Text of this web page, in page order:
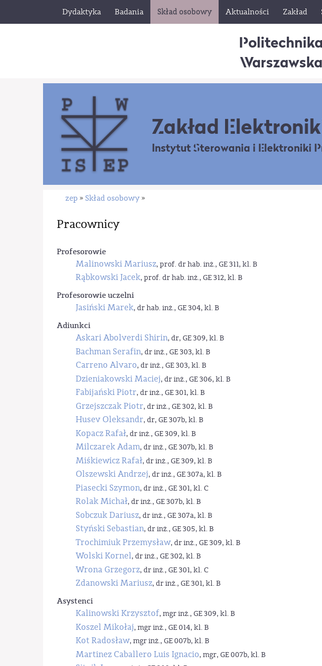
Dydaktyka Badania Skład osobowy Aktualności Zakład
Politechnika
Warszawska
Zakład
Instytut Sterowania i Elektroniki
zep » Skład osobowy »
Pracownicy
Profesorowie
Malinowski Mariusz, prof. dr hab. inż., GE 311, kl. B
Rąbkowski Jacek, prof. dr hab. inż., GE 312, kl. B
Profesorowie uczelni
Jasiński Marek, dr hab. inż., GE 304, kl. B
Adiunkci
Askari Abolverdi Shirin, dr, GE 309, kl. B
Bachman Serafin, dr inż., GE 303, kl. B
Carreno Alvaro, dr inż., GE 303, kl. B
Dzieniakowski Maciej, dr inż., GE 306, kl. B
Fabijański Piotr, dr inż., GE 301, kl. B
Grzejszczak Piotr, dr inż., GE 302, kl. B
Husev Oleksandr, dr, GE 307b, kl. B
Kopacz Rafał, dr inż., GE 309, kl. B
Milczarek Adam, dr inż., GE 307b, kl. B
Miśkiewicz Rafał, dr inż., GE 309, kl. B
Olszewski Andrzej, dr inż., GE 307a, kl. B
Piasecki Szymon, dr inż., GE 301, kl. C
Rolak Michał, dr inż., GE 307b, kl. B
Sobczuk Dariusz, dr inż., GE 307a, kl. B
Styński Sebastian, dr inż., GE 305, kl. B
Trochimiuk Przemysław, dr inż., GE 309, kl. B
Wolski Kornel, dr inż., GE 302, kl. B
Wrona Grzegorz, dr inż., GE 301, kl. C
Zdanowski Mariusz, dr inż., GE 301, kl. B
Asystenci
Kalinowski Krzysztof, mgr inż., GE 309, kl. B
Koszel Mikołaj, mgr inż., GE 014, kl. B
Kot Radosław, mgr inż., GE 007b, kl. B
Martinez Caballero Luis Ignacio, mgr, GE 007b, kl. B